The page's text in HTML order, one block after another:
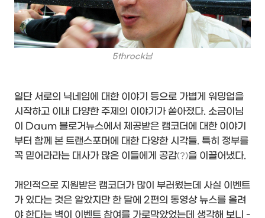
5throck님
일단 서로의 닉네임에 대한 이야기 등으로 가볍게 워밍업을
시작하고 이내 다양한 주제의 이야기가 쏟아졌다. 소금이님
이 Daum 블로거뉴스에서 제공받은 캠코더에 대한 이야기
부터 함께 본 트랜스포머에 대한 다양한 시각들. 특히 정부를
꼭 믿어라라는 대사가 많은 이들에게 공감(?)을 이끌어냈다.
개인적으로 지원받은 캠코더가 많이 부러웠는데 사실 이벤트
가 있다는 것은 알았지만 한 달에 2편의 동영상 뉴스를 올려
야 한다는 벽이 이벤트 참여를 가로막았었는데 생각해 보니 -